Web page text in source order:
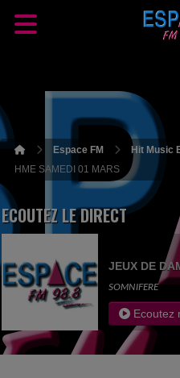
Espace FM Hit Music
HME SAMEDI 01 MARS
ECOUTEZ LE DIRECT
JEUX DE
SOMNIFERE
Ecoutez